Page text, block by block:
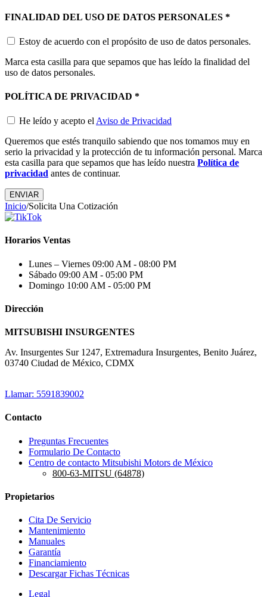
FINALIDAD DEL USO DE DATOS PERSONALES *
Estoy de acuerdo con el propósito de uso de datos personales.
Marca esta casilla para que sepamos que has leído la finalidad del
uso de datos personales.
POLÍTICA DE PRIVACIDAD *
He leído y acepto el Aviso de Privacidad
Queremos que estés tranquilo sabiendo que nos tomamos muy en
serio la privacidad y la protección de tu información personal. Marca
esta casilla para que sepamos que has leído nuestra Política de
privacidad antes de continuar.
Inicio/Solicita Una Cotización
Horarios Ventas
Lunes – Viernes 09:00 AM - 08:00 PM
Sábado 09:00 AM - 05:00 PM
Domingo 10:00 AM - 05:00 PM
Dirección
MITSUBISHI INSURGENTES
Av. Insurgentes Sur 1247, Extremadura Insurgentes, Benito Juárez,
03740 Ciudad de México, CDMX
Llamar: 5591839002
Contacto
Preguntas Frecuentes
Formulario De Contacto
Centro de contacto Mitsubishi Motors de México
800-63-MITSU (64878)
Propietarios
Cita De Servicio
Mantenimiento
Manuales
Garantía
Financiamiento
Descargar Fichas Técnicas
Legal